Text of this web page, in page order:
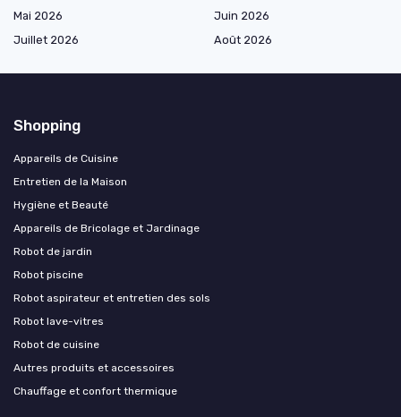
Mai 2026
Juin 2026
Juillet 2026
Août 2026
Shopping
Appareils de Cuisine
Entretien de la Maison
Hygiène et Beauté
Appareils de Bricolage et Jardinage
Robot de jardin
Robot piscine
Robot aspirateur et entretien des sols
Robot lave-vitres
Robot de cuisine
Autres produits et accessoires
Chauffage et confort thermique